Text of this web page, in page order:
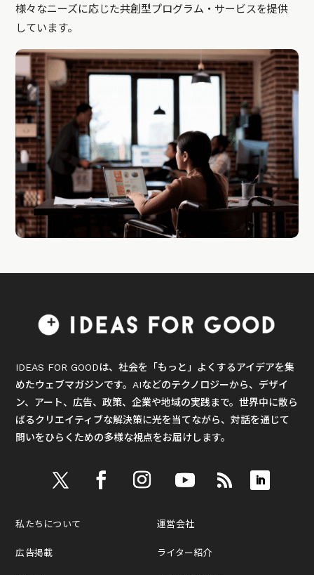
様々なニーズに応じた共創型プログラム・サービスを提供
しています。
IDEAS FOR GOODは、社会を「もっと」よくするアイデアを集
めたウェブマガジンです。AIなどのテクノロジーから、デザイ
ン、アート、広告、政策、企業や地域の実践まで。世界中に散ら
ばるクリエイティブな解決策に光を当てながら、対話を通じて
問いをひらくための多様な視点をお届けします。
私たちについて
広告掲載
運営会社
ライター紹介